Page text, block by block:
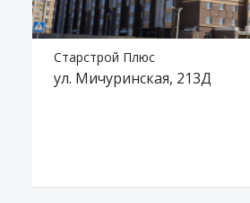
Старстрой Плюс
ул. Мичуринская, 213Д